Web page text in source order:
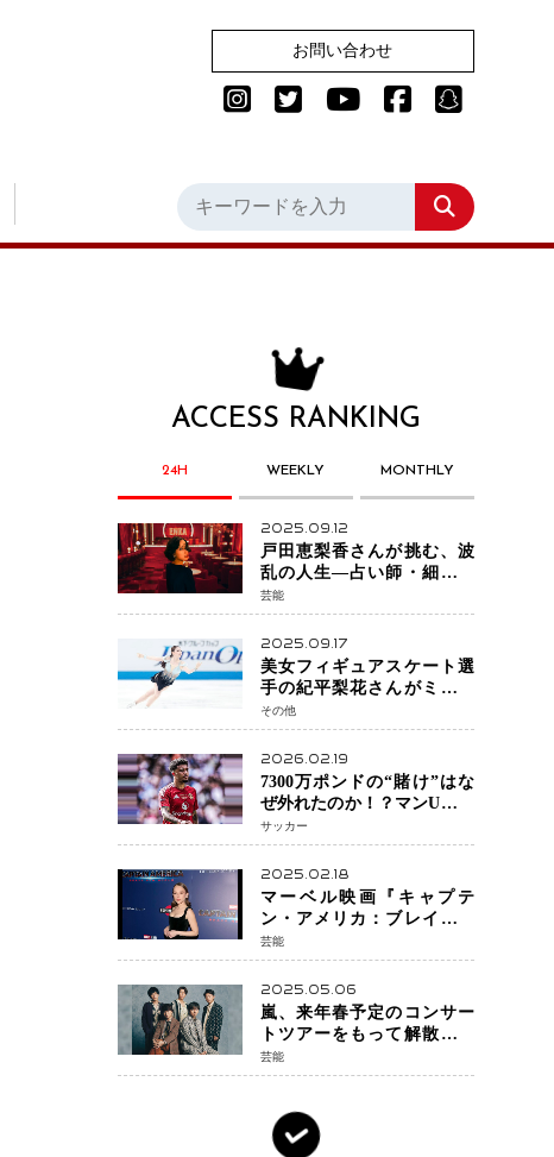
お問い合わせ
ACCESS RANKING
24H WEEKLY MONTHLY
2025.09.12
戸田恵梨香さんが挑む、波
乱の人生―占い師・細木数
子をNetflixで実写化
芸能
2025.09.17
美女フィギュアスケート選
手の紀平梨花さんがミラノ
五輪出場断念 中部選手権欠
場を発表「安全最優先の判
断」
その他
2026.02.19
7300万ポンドの“賭け”はな
ぜ外れたのか！？マンU、サ
ンチョをフリー放出
へ・・・補強戦略の転換点
に
サッカー
2025.02.18
マーベル映画『キャプテ
ン・アメリカ：ブレイブ・
ニュー・ワールド』 新ブラ
ック・ウィドウ役のシラ・
ハースとは！？
芸能
2025.05.06
嵐、来年春予定のコンサー
トツアーをもって解散 フ
ァンクラブも2026年5月末で
活動終了
芸能